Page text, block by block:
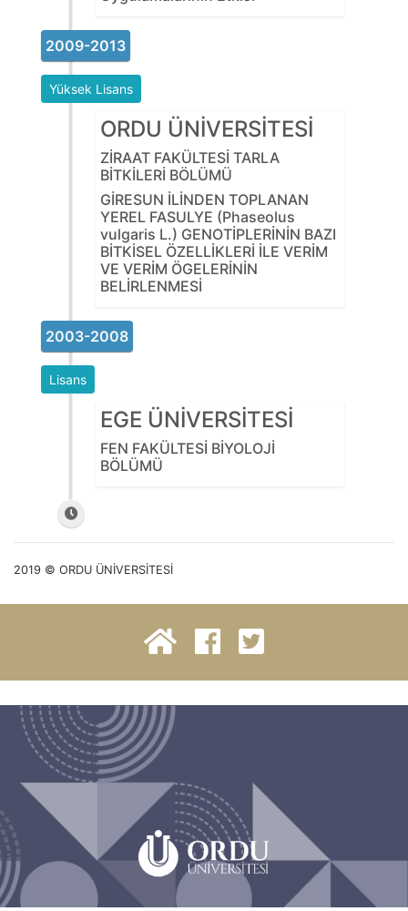
2009-2013
Yüksek Lisans
ORDU ÜNİVERSİTESİ
ZİRAAT FAKÜLTESİ TARLA
BİTKİLERİ BÖLÜMÜ
GİRESUN İLİNDEN TOPLANAN
YEREL FASULYE (Phaseolus
vulgaris L.) GENOTİPLERİNİN BAZI
BİTKİSEL ÖZELLİKLERİ İLE VERİM
VE VERİM ÖGELERİNİN
BELİRLENMESİ
2003-2008
Lisans
EGE ÜNİVERSİTESİ
FEN FAKÜLTESİ BİYOLOJİ
BÖLÜMÜ
2019 © ORDU ÜNİVERSİTESİ